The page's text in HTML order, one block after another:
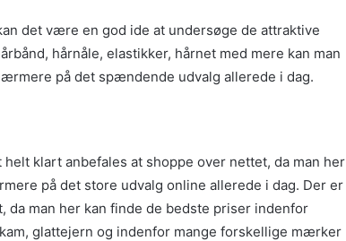
det være en god ide at undersøge de attraktive
hårnåle, elastikker, hårnet med mere kan man
på det spændende udvalg allerede i dag.
klart anbefales at shoppe over nettet, da man her
på det store udvalg online allerede i dag. Der er
man her kan finde de bedste priser indenfor
glattejern og indenfor mange forskellige mærker